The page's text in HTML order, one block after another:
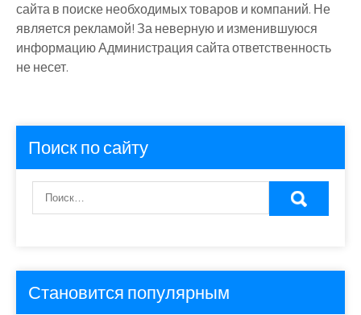
сайта в поиске необходимых товаров и компаний. Не
является рекламой! За неверную и изменившуюся
информацию Администрация сайта ответственность
не несет.
Поиск по сайту
Становится популярным